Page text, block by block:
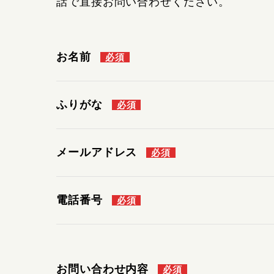
お名前 必須
ふりがな 必須
メールアドレス 必須
電話番号 必須
お問い合わせ内容 必須